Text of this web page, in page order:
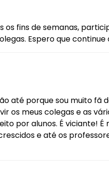
os fins de semanas,
Espero que
até porque sou muito fã
os meus colegas e as
por alunos. É viciante! É
e até os